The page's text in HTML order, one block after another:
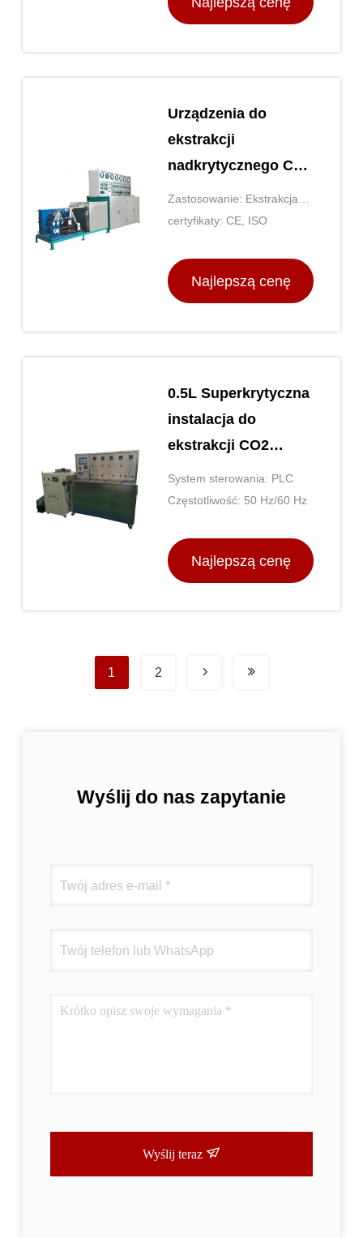
Urządzenia do
ekstrakcji
nadkrytycznego CO2
chemicznego
Ciśnienie 0-10MPa
Zastosowanie: Ekstrakcja
chemiczna certyfikaty: CE, ISO
Najlepszą cenę
0.5L Superkrytyczna
instalacja do
ekstrakcji CO2
110V/220V Maszyna
do ekstrakcji CO2
System sterowania: PLC
Częstotliwość: 50 Hz/60 Hz
Najlepszą cenę
1 2
Wyślij do nas zapytanie
Wyślij teraz